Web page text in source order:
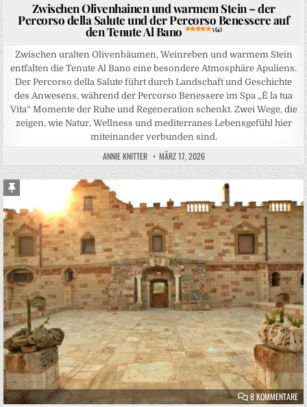
Zwischen Olivenhainen und warmem Stein – der
Percorso della Salute und der Percorso Benessere auf
den Tenute Al Bano 5 (4)
Zwischen uralten Olivenbäumen, Weinreben und warmem Stein
entfalten die Tenute Al Bano eine besondere Atmosphäre Apuliens.
Der Percorso della Salute führt durch Landschaft und Geschichte
des Anwesens, während der Percorso Benessere im Spa „È la tua
Vita“ Momente der Ruhe und Regeneration schenkt. Zwei Wege, die
zeigen, wie Natur, Wellness und mediterranes Lebensgefühl hier
miteinander verbunden sind.
ANNIE KNITTER MÄRZ 17, 2026
8 KOMMENTAREZU
Posted in
Sticky Post